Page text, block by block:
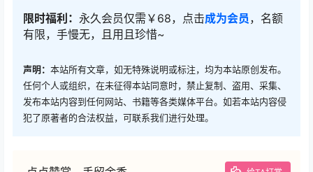
限时福利： 永久会员仅需￥68，点击成为会员 ，名额
有限，手慢无，且用且珍惜~
声明： 本站所有文章，如无特殊说明或标注，均为本站原创发布。
任何个人或组织，在未征得本站同意时，禁止复制、盗用、采集、
发布本站内容到任何网站、书籍等各类媒体平台。如若本站内容侵
犯了原著者的合法权益，可联系我们进行处理。